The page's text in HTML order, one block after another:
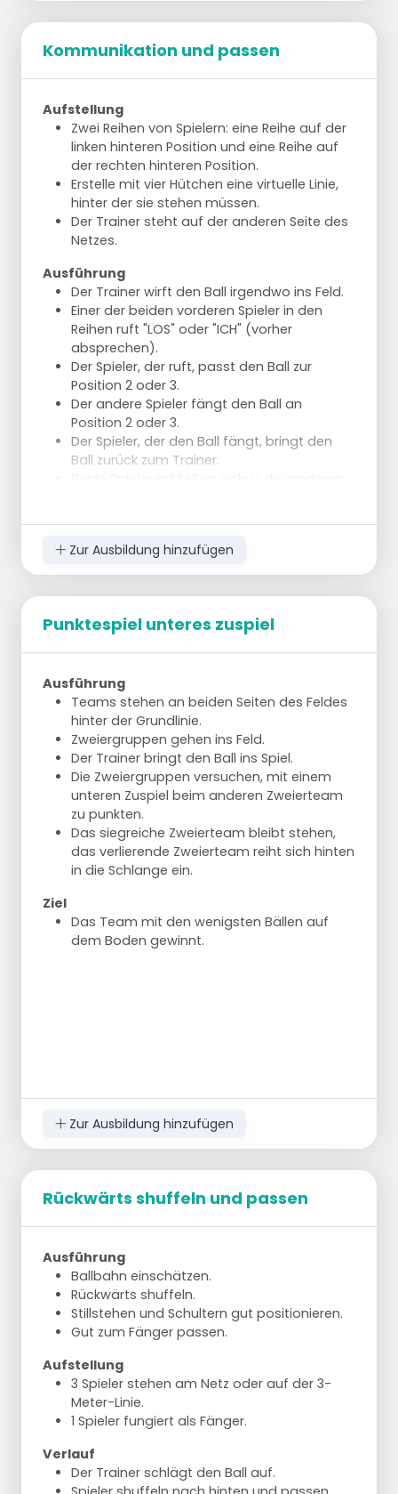
positionieren.
Chancen erkennen und nutzen.
Kommunikation und passen
Aufstellung
Zwei Reihen von Spielern: eine Reihe auf der
linken hinteren Position und eine Reihe auf
der rechten hinteren Position.
Erstelle mit vier Hütchen eine virtuelle Linie,
hinter der sie stehen müssen.
Der Trainer steht auf der anderen Seite des
Netzes.
Ausführung
Der Trainer wirft den Ball irgendwo ins Feld.
Einer der beiden vorderen Spieler in den
Reihen ruft "LOS" oder "ICH" (vorher
absprechen).
Der Spieler, der ruft, passt den Ball zur
Position 2 oder 3.
Der andere Spieler fängt den Ball an
Position 2 oder 3.
Der Spieler, der den Ball fängt, bringt den
Ball zurück zum Trainer.
Zur Ausbildung hinzufügen
Punktespiel unteres zuspiel
Ausführung
Teams stehen an beiden Seiten des Feldes
hinter der Grundlinie.
Zweiergruppen gehen ins Feld.
Der Trainer bringt den Ball ins Spiel.
Die Zweiergruppen versuchen, mit einem
unteren Zuspiel beim anderen Zweierteam
zu punkten.
Das siegreiche Zweierteam bleibt stehen,
das verlierende Zweierteam reiht sich hinten
in die Schlange ein.
Ziel
Das Team mit den wenigsten Bällen auf
dem Boden gewinnt.
Zur Ausbildung hinzufügen
Rückwärts shuffeln und passen
Ausführung
Ballbahn einschätzen.
Rückwärts shuffeln.
Stillstehen und Schultern gut positionieren.
Gut zum Fänger passen.
Aufstellung
3 Spieler stehen am Netz oder auf der 3-
Meter-Linie.
1 Spieler fungiert als Fänger.
Verlauf
Der Trainer schlägt den Ball auf.